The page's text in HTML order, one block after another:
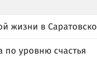
жизни в
по уровню счастья